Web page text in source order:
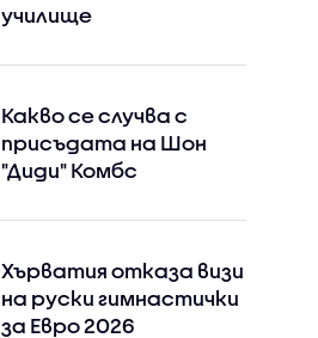
училище
Какво се случва с
присъдата на Шон
"Диди" Комбс
Хърватия отказа визи
на руски гимнастички
за Евро 2026